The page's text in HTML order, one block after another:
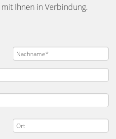
Ihnen in Verbindung.